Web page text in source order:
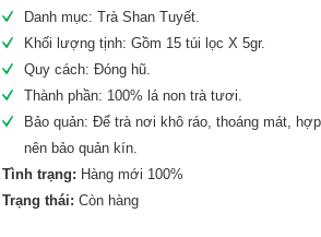
Danh mục: Trà Shan Tuyết.
Khối lượng tịnh: Gồm 15 túi lọc X 5gr.
Quy cách: Đóng hũ.
Thành phần: 100% lá non trà tươi.
Bảo quản: Để trà nơi khô ráo, thoáng mát,
nên bảo quản kín.
Tình trạng: Hàng mới 100%
Trạng thái:Còn hàng